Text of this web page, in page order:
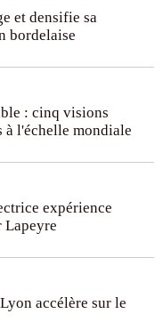
et densifie sa
bordelaise
: cinq visions
à l'échelle mondiale
expérience
Lapeyre
accélère sur le